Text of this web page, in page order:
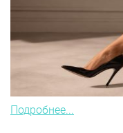
Подробнее...